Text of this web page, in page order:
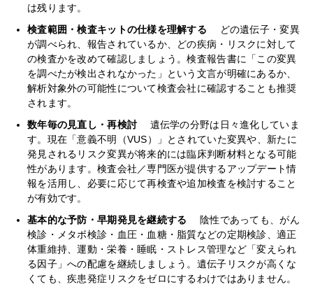
は残ります。
検査範囲・検査キットの仕様を理解する
どの遺伝子・変異
が調べられ、報告されているか、どの疾病・リスクに対して
の検査かを改めて確認しましょう。検査報告書に「この変異
を調べたが検出されなかった」という文言が明確にあるか、
解析対象外の可能性について検査会社に確認することも推奨
されます。
数年毎の見直し・再検討
遺伝学の分野は日々進化していま
す。現在「意義不明（VUS）」とされていた変異や、新たに
発見されるリスク変異が将来的には臨床判断材料となる可能
性があります。検査会社／専門医が提供するアップデート情
報を活用し、必要に応じて再検査や追加検査を検討すること
が有効です。
基本的な予防・早期発見を継続する
陰性であっても、がん
検診・メタボ検診・血圧・血糖・脂質などの定期検診、適正
体重維持、運動・栄養・睡眠・ストレス管理など「変えられ
る因子」への配慮を継続しましょう。遺伝子リスクが高くな
くても、疾患発症リスクをゼロにするわけではありません。